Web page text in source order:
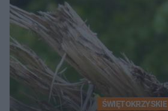
ŚWIĘTOKRZYSKIE